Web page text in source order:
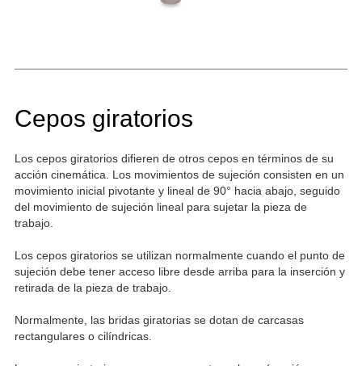
Cepos giratorios
Los cepos giratorios difieren de otros cepos en términos de su
acción cinemática. Los movimientos de sujeción consisten en un
movimiento inicial pivotante y lineal de 90° hacia abajo, seguido
del movimiento de sujeción lineal para sujetar la pieza de
trabajo.
Los cepos giratorios se utilizan normalmente cuando el punto de
sujeción debe tener acceso libre desde arriba para la inserción y
retirada de la pieza de trabajo.
Normalmente, las bridas giratorias se dotan de carcasas
rectangulares o cilíndricas.